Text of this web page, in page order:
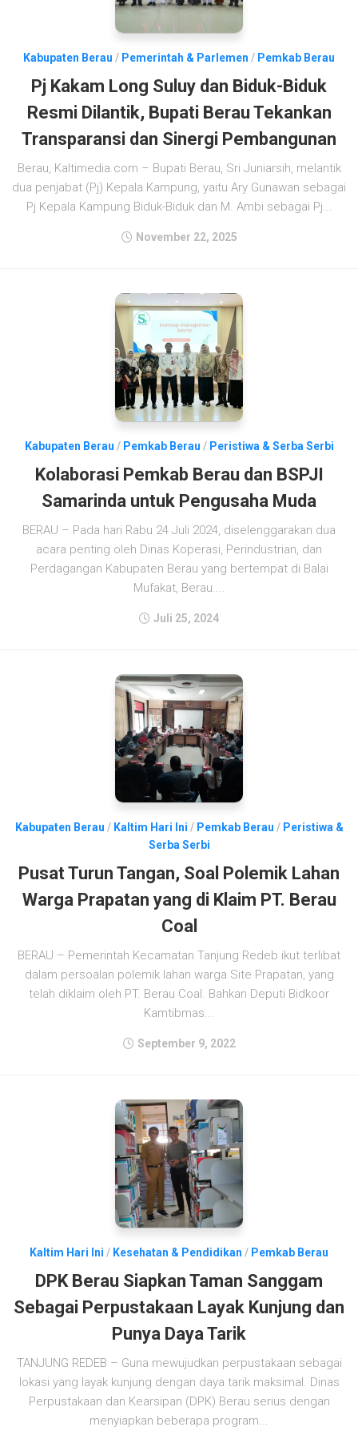
Kabupaten Berau / Pemerintah & Parlemen / Pemkab Berau
Pj Kakam Long Suluy dan Biduk-Biduk
Resmi Dilantik, Bupati Berau Tekankan
Transparansi dan Sinergi Pembangunan
Berau, Kaltimedia.com – Bupati Berau, Sri Juniarsih, melantik
dua penjabat (Pj) Kepala Kampung, yaitu Ary Gunawan sebagai
Pj Kepala Kampung Biduk-Biduk dan M. Ambi sebagai Pj...
November 22, 2025
Kabupaten Berau / Pemkab Berau / Peristiwa & Serba Serbi
Kolaborasi Pemkab Berau dan BSPJI
Samarinda untuk Pengusaha Muda
BERAU – Pada hari Rabu 24 Juli 2024, diselenggarakan dua
acara penting oleh Dinas Koperasi, Perindustrian, dan
Perdagangan Kabupaten Berau yang bertempat di Balai
Mufakat, Berau....
Juli 25, 2024
Kabupaten Berau / Kaltim Hari Ini / Pemkab Berau / Peristiwa &
Serba Serbi
Pusat Turun Tangan, Soal Polemik Lahan
Warga Prapatan yang di Klaim PT. Berau
Coal
BERAU – Pemerintah Kecamatan Tanjung Redeb ikut terlibat
dalam persoalan polemik lahan warga Site Prapatan, yang
telah diklaim oleh PT. Berau Coal. Bahkan Deputi Bidkoor
Kamtibmas...
September 9, 2022
Kaltim Hari Ini / Kesehatan & Pendidikan / Pemkab Berau
DPK Berau Siapkan Taman Sanggam
Sebagai Perpustakaan Layak Kunjung dan
Punya Daya Tarik
TANJUNG REDEB – Guna mewujudkan perpustakaan sebagai
lokasi yang layak kunjung dengan daya tarik maksimal. Dinas
Perpustakaan dan Kearsipan (DPK) Berau serius dengan
menyiapkan beberapa program...